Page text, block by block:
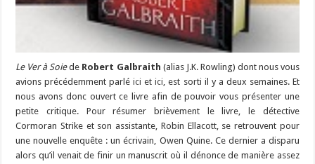
Le Ver à Soiede Robert Galbraith (alias J.K. Rowling) dont nous vous
avions précédemment parléici etici, est sorti il y a deux semaines. Et
nous avons donc ouvert ce livre afin de pouvoir vous présenter une
petite critique. Pour résumer brièvement le livre, le détective
Cormoran Strike et son assistante, Robin Ellacott, se retrouvent pour
une nouvelle enquête : un écrivain, Owen Quine. Ce dernier a disparu
alors qu’il venait de finir un manuscrit où il dénonce de manière assez